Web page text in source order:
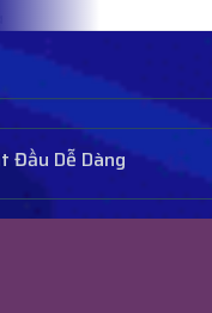
Đầu Dễ Dàng